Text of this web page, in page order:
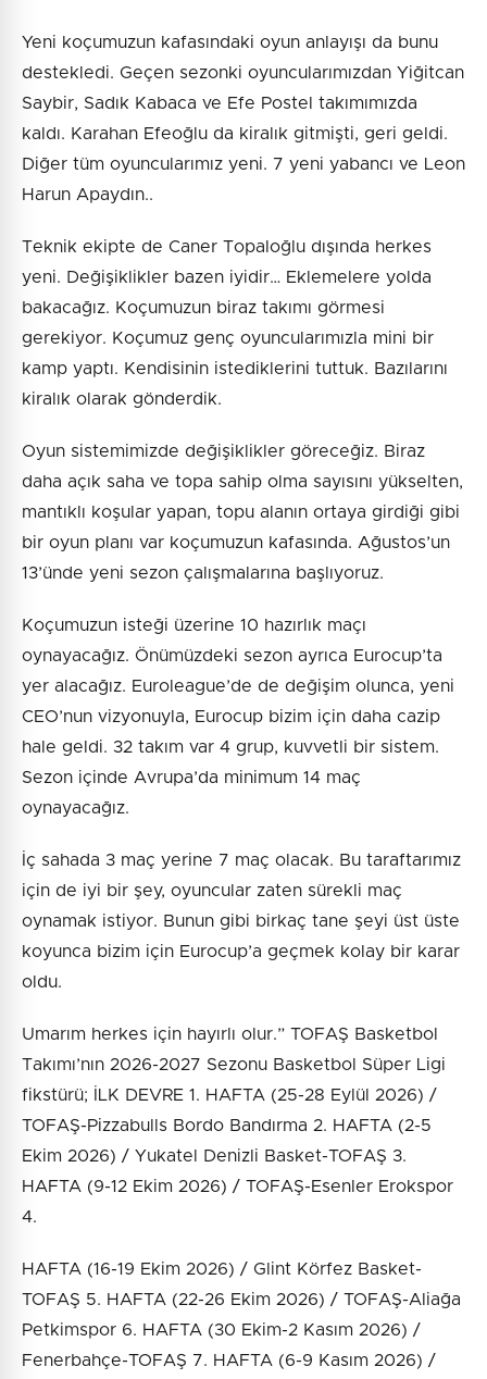
Yeni koçumuzun kafasındaki oyun anlayışı da bunu
destekledi. Geçen sezonki oyuncularımızdan Yiğitcan
Saybir, Sadık Kabaca ve Efe Postel takımımızda
kaldı. Karahan Efeoğlu da kiralık gitmişti, geri geldi.
Diğer tüm oyuncularımız yeni. 7 yeni yabancı ve Leon
Harun Apaydın..
Teknik ekipte de Caner Topaloğlu dışında herkes
yeni. Değişiklikler bazen iyidir… Eklemelere yolda
bakacağız. Koçumuzun biraz takımı görmesi
gerekiyor. Koçumuz genç oyuncularımızla mini bir
kamp yaptı. Kendisinin istediklerini tuttuk. Bazılarını
kiralık olarak gönderdik.
Oyun sistemimizde değişiklikler göreceğiz. Biraz
daha açık saha ve topa sahip olma sayısını yükselten,
mantıklı koşular yapan, topu alanın ortaya girdiği gibi
bir oyun planı var koçumuzun kafasında. Ağustos’un
13’ünde yeni sezon çalışmalarına başlıyoruz.
Koçumuzun isteği üzerine 10 hazırlık maçı
oynayacağız. Önümüzdeki sezon ayrıca Eurocup’ta
yer alacağız. Euroleague’de de değişim olunca, yeni
CEO’nun vizyonuyla, Eurocup bizim için daha cazip
hale geldi. 32 takım var 4 grup, kuvvetli bir sistem.
Sezon içinde Avrupa’da minimum 14 maç
oynayacağız.
İç sahada 3 maç yerine 7 maç olacak. Bu taraftarımız
için de iyi bir şey, oyuncular zaten sürekli maç
oynamak istiyor. Bunun gibi birkaç tane şeyi üst üste
koyunca bizim için Eurocup’a geçmek kolay bir karar
oldu.
Umarım herkes için hayırlı olur.” TOFAŞ Basketbol
Takımı’nın 2026-2027 Sezonu Basketbol Süper Ligi
fikstürü; İLK DEVRE 1. HAFTA (25-28 Eylül 2026) /
TOFAŞ-Pizzabulls Bordo Bandırma 2. HAFTA (2-5
Ekim 2026) / Yukatel Denizli Basket-TOFAŞ 3.
HAFTA (9-12 Ekim 2026) / TOFAŞ-Esenler Erokspor
4.
HAFTA (16-19 Ekim 2026) / Glint Körfez Basket-
TOFAŞ 5. HAFTA (22-26 Ekim 2026) / TOFAŞ-Aliağa
Petkimspor 6. HAFTA (30 Ekim-2 Kasım 2026) /
Fenerbahçe-TOFAŞ 7. HAFTA (6-9 Kasım 2026) /